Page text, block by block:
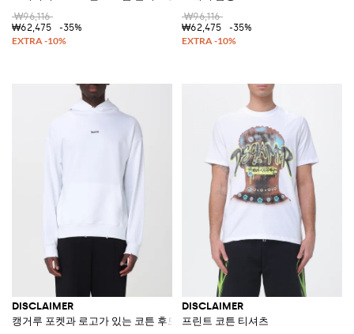
₩96,116
₩62,475
-35%
₩96,116
₩62,475
-35%
DISCLAIMER
캥거루 포켓과 로고가 있는 코튼 후드티
DISCLAIMER
프린트 코튼 티셔츠